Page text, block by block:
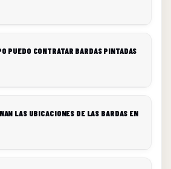
PUEDO CONTRATAR BARDAS PINTADAS
LAS UBICACIONES DE LAS BARDAS EN